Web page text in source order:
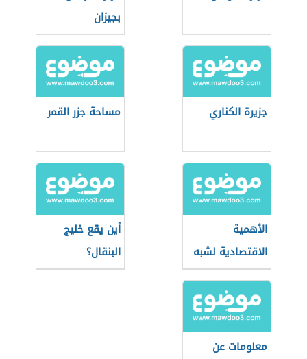
بجيزان
جزيرة الكناري مساحة جزر القمر
الأهمية
الاقتصادية لشبه
جزيرة سيناء
أين يقع خليج
البنقال؟
معلومات عن